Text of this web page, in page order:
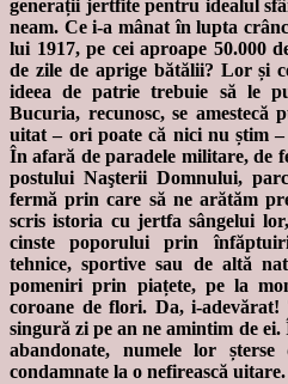
generații jertfite pentru idealul
neam. Ce i-a mânat în lupta
lui 1917, pe cei aproape 50.000
de zile de aprige bătălii? Lor și
ideea de patrie trebuie să le
Bucuria, recunosc, se amestecă
uitat – ori poate că nici nu știm
În afară de paradele militare, de
postului Naşterii Domnului,
fermă prin care să ne arătăm
scris istoria cu jertfa sângelui
cinste poporului prin
tehnice, sportive sau de altă
pomeniri prin piațete, pe la
coroane de flori. Da, i-
singură zi pe an ne amintim de
abandonate, numele lor
condamnate la o nefirească uitare.